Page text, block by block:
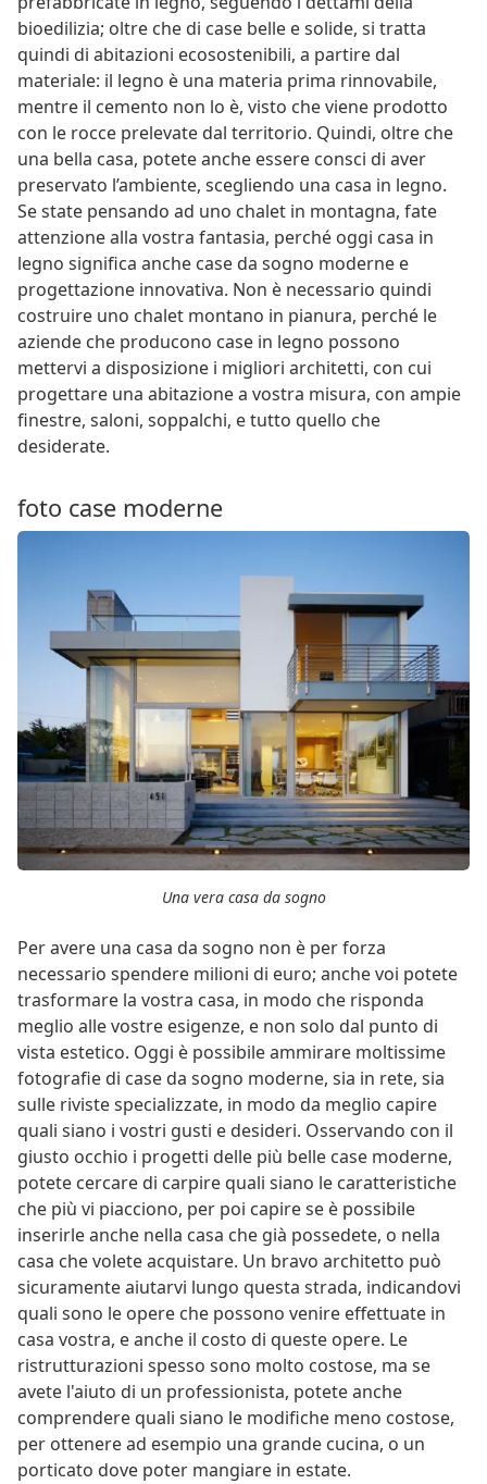
bioedilizia; oltre che di case belle e solide, si tratta
quindi di abitazioni ecosostenibili, a partire dal
materiale: il legno è una materia prima rinnovabile,
mentre il cemento non lo è, visto che viene prodotto
con le rocce prelevate dal territorio. Quindi, oltre che
una bella casa, potete anche essere consci di aver
preservato l’ambiente, scegliendo una casa in legno.
Se state pensando ad uno chalet in montagna, fate
attenzione alla vostra fantasia, perché oggi casa in
legno significa anche case da sogno moderne e
progettazione innovativa. Non è necessario quindi
costruire uno chalet montano in pianura, perché le
aziende che producono case in legno possono
mettervi a disposizione i migliori architetti, con cui
progettare una abitazione a vostra misura, con ampie
finestre, saloni, soppalchi, e tutto quello che
desiderate.
foto case moderne
Una vera casa da sogno
Per avere una casa da sogno non è per forza
necessario spendere milioni di euro; anche voi potete
trasformare la vostra casa, in modo che risponda
meglio alle vostre esigenze, e non solo dal punto di
vista estetico. Oggi è possibile ammirare moltissime
fotografie di case da sogno moderne, sia in rete, sia
sulle riviste specializzate, in modo da meglio capire
quali siano i vostri gusti e desideri. Osservando con il
giusto occhio i progetti delle più belle case moderne,
potete cercare di carpire quali siano le caratteristiche
che più vi piacciono, per poi capire se è possibile
inserirle anche nella casa che già possedete, o nella
casa che volete acquistare. Un bravo architetto può
sicuramente aiutarvi lungo questa strada, indicandovi
quali sono le opere che possono venire effettuate in
casa vostra, e anche il costo di queste opere. Le
ristrutturazioni spesso sono molto costose, ma se
avete l'aiuto di un professionista, potete anche
comprendere quali siano le modifiche meno costose,
per ottenere ad esempio una grande cucina, o un
porticato dove poter mangiare in estate.